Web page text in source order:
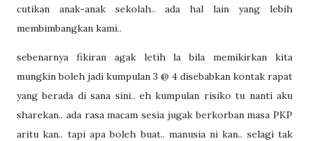
cutikan anak-anak sekolah.. ada hal lain yang lebih
membimbangkan kami..
sebenarnya fikiran agak letih la bila memikirkan kita
mungkin boleh jadi kumpulan 3 @ 4 disebabkan kontak rapat
yang berada di sana sini.. eh kumpulan risiko tu nanti aku
sharekan.. ada rasa macam sesia jugak berkorban masa PKP
aritu kan.. tapi apa boleh buat.. manusia ni kan.. selagi tak